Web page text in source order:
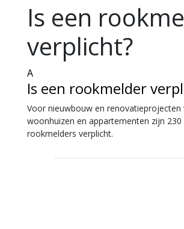
Is een
verplicht?
A
Is een rookmelder
Voor nieuwbouw en renovatieprojecten
woonhuizen en appartementen zijn 230
rookmelders verplicht.